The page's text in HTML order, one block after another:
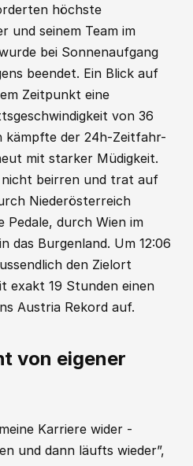
höchste
und seinem Team im
bei Sonnenaufgang
beendet. Ein Blick auf
Zeitpunkt eine
von 36
kämpfte der 24h-Zeitfahr-
mit starker Müdigkeit.
nicht beirren und trat auf
Niederösterreich
Pedale, durch Wien im
das Burgenland. Um 12:06
den Zielort
exakt 19 Stunden einen
Austria Rekord auf.
von eigener
Karriere wider -
und dann läufts wieder”,